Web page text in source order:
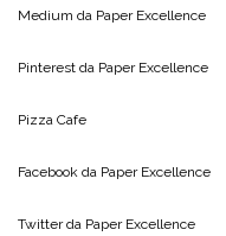
Medium da Paper Excellence
Pinterest da Paper Excellence
Pizza Cafe
Facebook da Paper Excellence
Twitter da Paper Excellence